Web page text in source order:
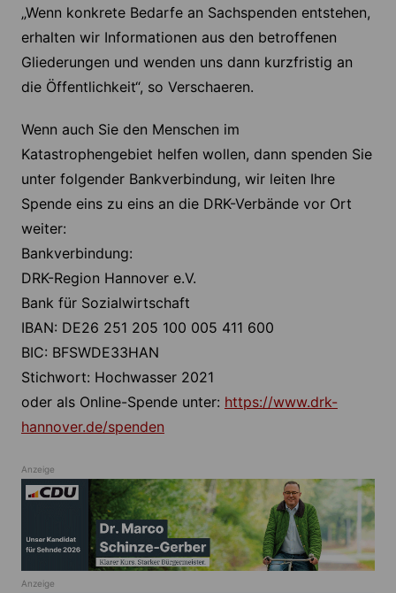
„Wenn konkrete Bedarfe an Sachspenden entstehen,
erhalten wir Informationen aus den betroffenen
Gliederungen und wenden uns dann kurzfristig an
die Öffentlichkeit“, so Verschaeren.
Wenn auch Sie den Menschen im
Katastrophengebiet helfen wollen, dann spenden Sie
unter folgender Bankverbindung, wir leiten Ihre
Spende eins zu eins an die DRK-Verbände vor Ort
weiter:
Bankverbindung:
DRK-Region Hannover e.V.
Bank für Sozialwirtschaft
IBAN: DE26 251 205 100 005 411 600
BIC: BFSWDE33HAN
Stichwort: Hochwasser 2021
oder als Online-Spende unter: https://www.drk-
hannover.de/spenden
Anzeige
Anzeige